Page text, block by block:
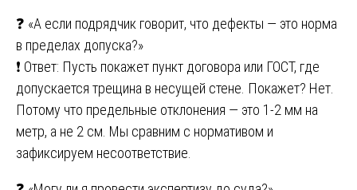
❓ «А если подрядчик говорит, что дефекты — это норма
в пределах допуска?»
❗ Ответ: Пусть покажет пункт договора или ГОСТ, где
допускается трещина в несущей стене. Покажет? Нет.
Потому что предельные отклонения — это 1-2 мм на
метр, а не 2 см. Мы сравним с нормативом и
зафиксируем несоответствие.